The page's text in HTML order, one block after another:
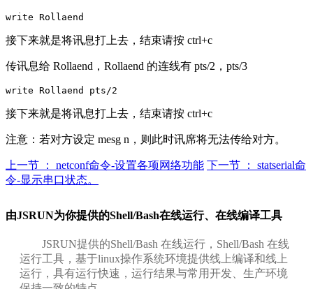
接下来就是将讯息打上去，结束请按 ctrl+c
传讯息给 Rollaend，Rollaend 的连线有 pts/2，pts/3
接下来就是将讯息打上去，结束请按 ctrl+c
注意：若对方设定 mesg n，则此时讯席将无法传给对方。
上一节 ： netconf命令-设置各项网络功能 下一节 ： statserial命
令-显示串口状态。
由JSRUN为你提供的Shell/Bash在线运行、在线编译工具
JSRUN提供的Shell/Bash 在线运行，Shell/Bash 在线
运行工具，基于linux操作系统环境提供线上编译和线上
运行，具有运行快速，运行结果与常用开发、生产环境